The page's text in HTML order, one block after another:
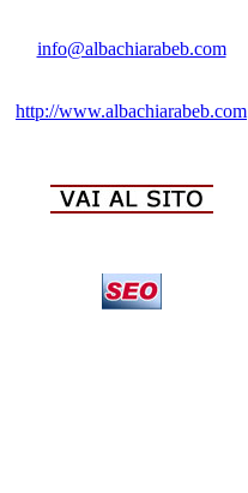
info@albachiarabeb.com
http://www.albachiarabeb.com